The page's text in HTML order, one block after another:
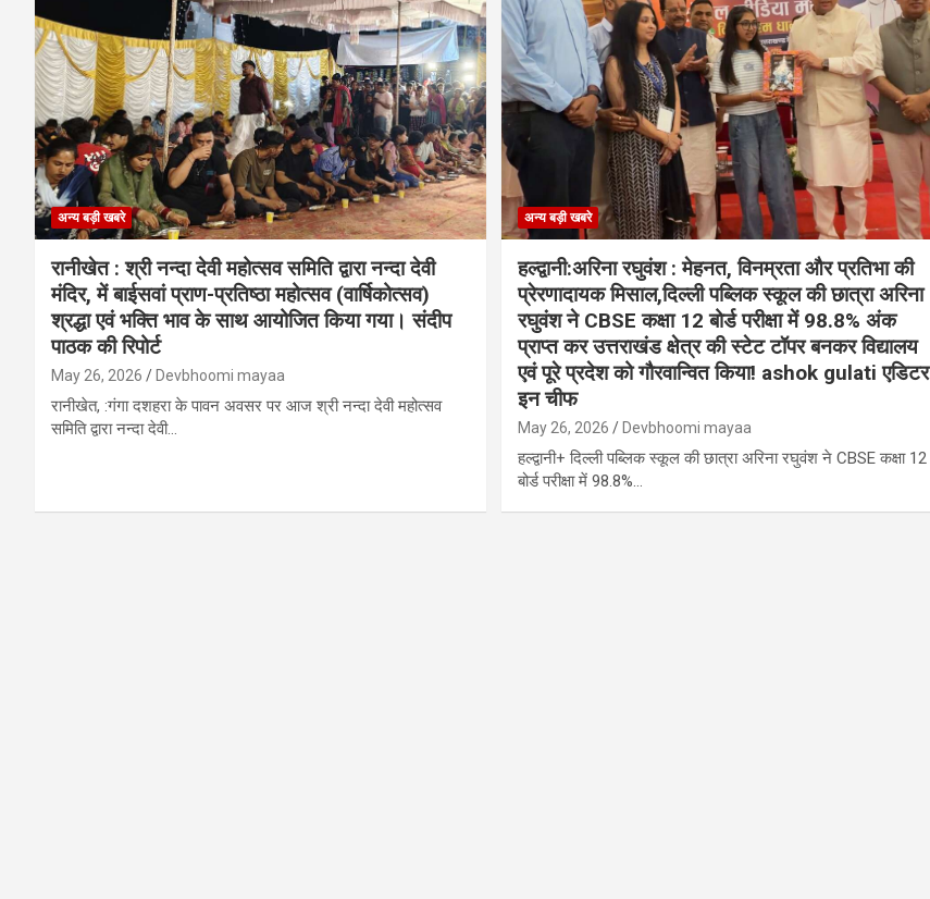
अन्य बड़ी खबरे
रानीखेत : श्री नन्दा देवी महोत्सव समिति द्वारा नन्दा देवी
मंदिर, में बाईसवां प्राण-प्रतिष्ठा महोत्सव (वार्षिकोत्सव)
श्रद्धा एवं भक्ति भाव के साथ आयोजित किया गया। संदीप
पाठक की रिपोर्ट
May 26, 2026 Devbhoomi mayaa
रानीखेत, :गंगा दशहरा के पावन अवसर पर आज श्री नन्दा देवी महोत्सव
समिति द्वारा नन्दा देवी…
अन्य बड़ी खबरे
हल्द्वानी:अरिना रघुवंश : मेहनत, विनम्रता और प्रतिभा की
प्रेरणादायक मिसाल,दिल्ली पब्लिक स्कूल की छात्रा अरिना
रघुवंश ने CBSE कक्षा 12 बोर्ड परीक्षा में 98.8% अंक
प्राप्त कर उत्तराखंड क्षेत्र की स्टेट टॉपर बनकर विद्यालय
एवं पूरे प्रदेश को गौरवान्वित किया! ashok gulati एडिटर
इन चीफ
May 26, 2026 Devbhoomi mayaa
हल्द्वानी+ दिल्ली पब्लिक स्कूल की छात्रा अरिना रघुवंश ने CBSE कक्षा 12
बोर्ड परीक्षा में 98.8%…